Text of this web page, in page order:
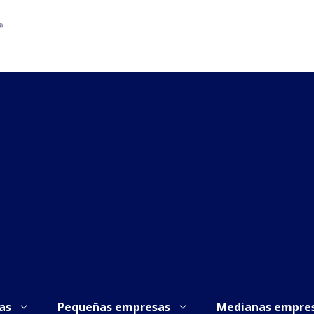
Pequeñas empresas Medianas